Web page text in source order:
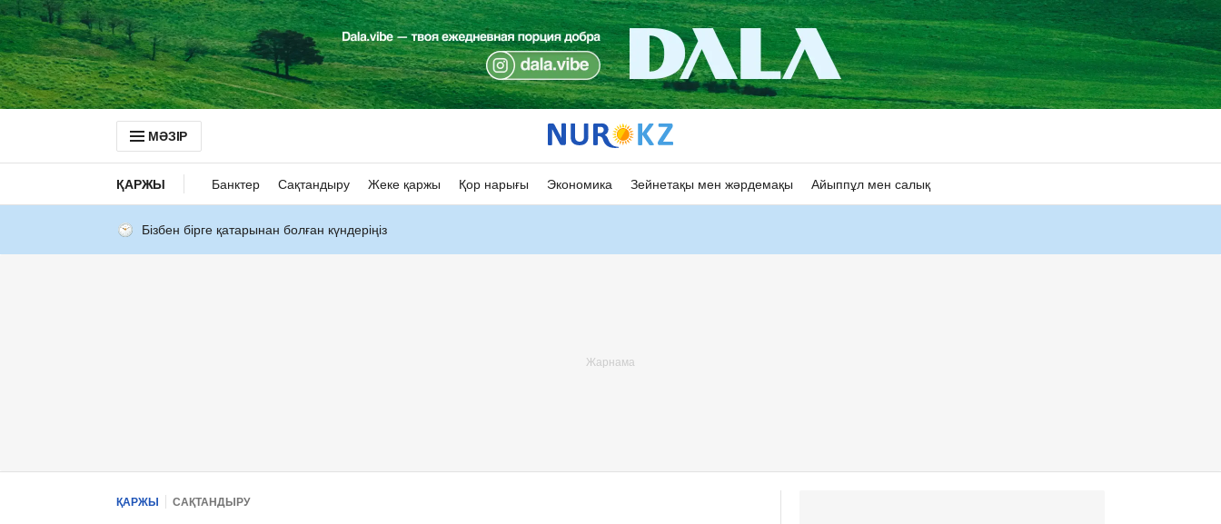
МӘЗІР
ҚАРЖЫ Банктер Сақтандыру Жеке қаржы Қор нарығы Экономика Зейнетақы мен жәрдемақы Айыппұл мен салық
Бізбен бірге қатарынан болған күндеріңіз
ҚАРЖЫ САҚТАНДЫРУ